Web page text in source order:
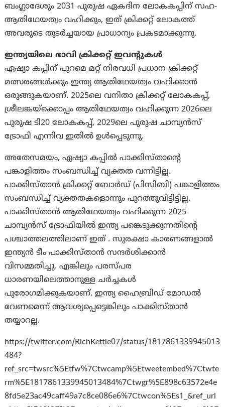
ബംഗ്ലാദേശും 2031 പുരുഷ ഏകദിന ലോകകപ്പിന് സഹ-
ആതിഥേയത്വം വഹിക്കും, ഇത് ക്രിക്കറ്റ് ലോകത്ത്
അവരുടെ തുടർച്ചയായ പ്രാധാന്യം പ്രകടമാക്കുന്നു.
ഇന്ത്യയിലെ ഭാവി ക്രിക്കറ്റ് ഇവൻ്റുകൾ
ഏഷ്യാ കപ്പിന് പുറമെ മറ്റ് നിരവധി പ്രധാന ക്രിക്കറ്റ്
മത്സരങ്ങൾക്കും ഇന്ത്യ ആതിഥേയത്വം വഹിക്കാൻ
ഒരുങ്ങുകയാണ്. 2025ലെ വനിതാ ക്രിക്കറ്റ് ലോകകപ്പ്,
ശ്രീലങ്കയ്‌ക്കൊപ്പം ആതിഥേയത്വം വഹിക്കുന്ന 2026ലെ
പുരുഷ ടി20 ലോകകപ്പ്, 2029ലെ പുരുഷ ചാമ്പ്യൻസ്
ട്രോഫി എന്നിവ ഇതിൽ ഉൾപ്പെടുന്നു.
അതേസമയം, ഏഷ്യാ കപ്പിൽ പാക്കിസ്താന്റെ
പങ്കാളിത്തം സംബന്ധിച്ച് വ്യക്തത വന്നിട്ടില്ല.
പാക്കിസ്താന്‍ ക്രിക്കറ്റ് ബോർഡ് (പിസിബി) പങ്കാളിത്തം
സംബന്ധിച്ച് വ്യക്തതകളൊന്നും പുറത്തുവിട്ടിട്ടില്ല.
പാക്കിസ്താന്‍ ആതിഥേയത്വം വഹിക്കുന്ന 2025
ചാമ്പ്യൻസ് ട്രോഫിയിൽ ഇന്ത്യ പങ്കെടുക്കുന്നതിൻ്റെ
പശ്ചാത്തലത്തിലാണ് ഇത് . സുരക്ഷാ കാരണങ്ങളാൽ
ഇന്ത്യൻ ടീം പാക്കിസ്താന്‍ സന്ദർശിക്കാൻ
വിസമ്മതിച്ചു. എങ്കിലും പരസ്പര
ധാരണയിലെത്താനുള്ള ചർച്ചകൾ
പുരോഗമിക്കുകയാണ്. ഇന്ത്യ ഹൈബ്രിഡ് മോഡൽ
വേണമെന്ന് ആവശ്യപ്പെട്ടെങ്കിലും പാക്കിസ്താന്‍
തയ്യാറല്ല.
https://twitter.com/RichKettle07/status/1817861339945013
484?
ref_src=twsrc%5Etfw%7Ctwcamp%5Etweetembed%7Ctwte
rm%5E1817861339945013484%7Ctwgr%5E898c63572e4e
8fd5e23ac49caff49a7c8ce086e6%7Ctwcon%5Es1_&ref_url